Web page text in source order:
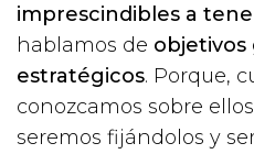
imprescindibles a
hablamos de objetivos
estratégicos. Porque,
conozcamos sobre
seremos fijándolos y